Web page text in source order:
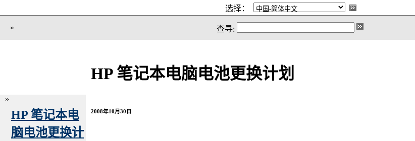
选择：
» 查寻:
HP 笔记本电脑电池更换计划
»
HP 笔记本电
脑电池更换计
2008年10月30日